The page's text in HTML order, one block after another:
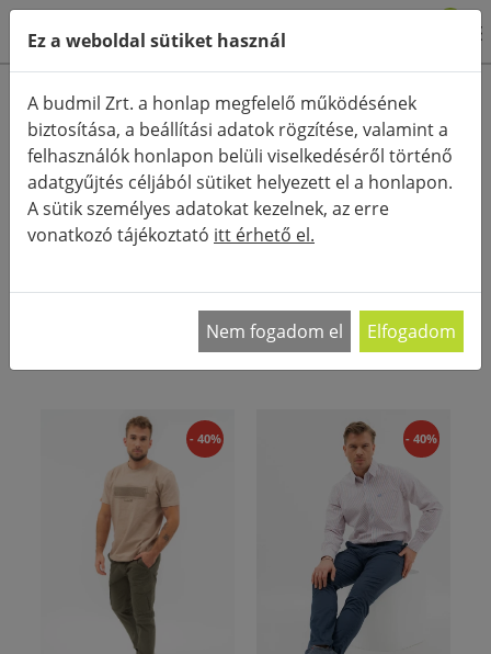
Termékkategóriák
Részletes keresés
FŐOLDAL KATEGÓRIÁK
NADRÁG, SZABADIDŐ ALSÓ
UTCAI NADRÁG
RENDEZÉS:
Stílusos férfi vászon nadrág A vászon nadrág
valóban minden férfi nyári ruhatárának
- 40% - 40%
Ez a weboldal sütiket használ
A budmil Zrt. a honlap megfelelő működésének
biztosítása, a beállítási adatok rögzítése, valamint a
felhasználók honlapon belüli viselkedéséről történő
adatgyűjtés céljából sütiket helyezett el a honlapon.
A sütik személyes adatokat kezelnek, az erre
vonatkozó tájékoztató itt érhető el.
Nem fogadom el Elfogadom